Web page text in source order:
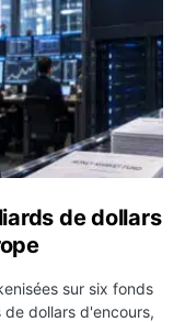
de dollars
sur six fonds
de dollars d'encours,